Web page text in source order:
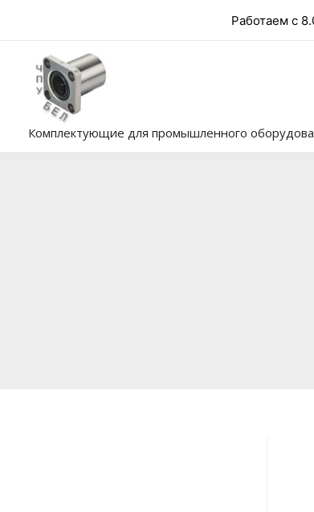
содержимому
Работаем с
Комплектующие для промышленного